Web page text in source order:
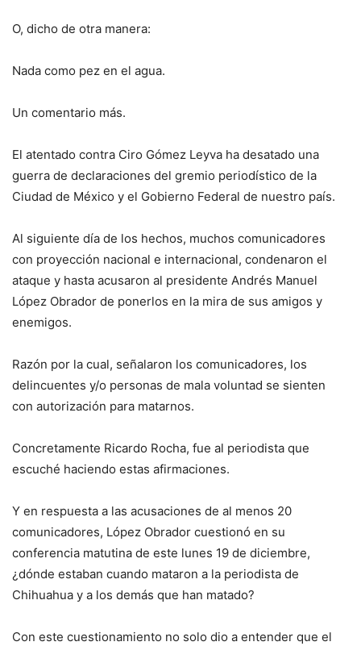
O, dicho de otra manera:
Nada como pez en el agua.
Un comentario más.
El atentado contra Ciro Gómez Leyva ha desatado una
guerra de declaraciones del gremio periodístico de la
Ciudad de México y el Gobierno Federal de nuestro país.
Al siguiente día de los hechos, muchos comunicadores
con proyección nacional e internacional, condenaron el
ataque y hasta acusaron al presidente Andrés Manuel
López Obrador de ponerlos en la mira de sus amigos y
enemigos.
Razón por la cual, señalaron los comunicadores, los
delincuentes y/o personas de mala voluntad se sienten
con autorización para matarnos.
Concretamente Ricardo Rocha, fue al periodista que
escuché haciendo estas afirmaciones.
Y en respuesta a las acusaciones de al menos 20
comunicadores, López Obrador cuestionó en su
conferencia matutina de este lunes 19 de diciembre,
¿dónde estaban cuando mataron a la periodista de
Chihuahua y a los demás que han matado?
Con este cuestionamiento no solo dio a entender que el